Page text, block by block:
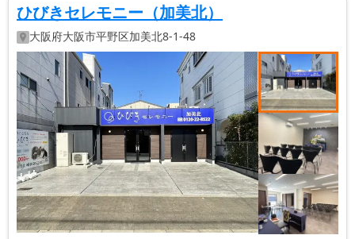
ひびきセレモニー（加美北）
大阪府大阪市平野区加美北8-1-48